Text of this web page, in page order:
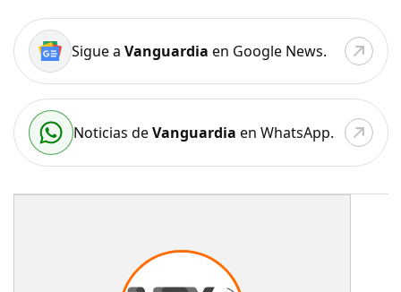
Sigue a Vanguardia en Google News.
Noticias deVanguardia en WhatsApp.